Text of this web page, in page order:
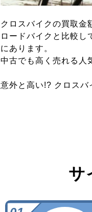
クロスバイクの買取金
ロードバイクと比較し
にあります。
中古でも高く売れる人
意外と高い!? クロスバ
サ